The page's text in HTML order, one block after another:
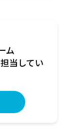
ム
当してい